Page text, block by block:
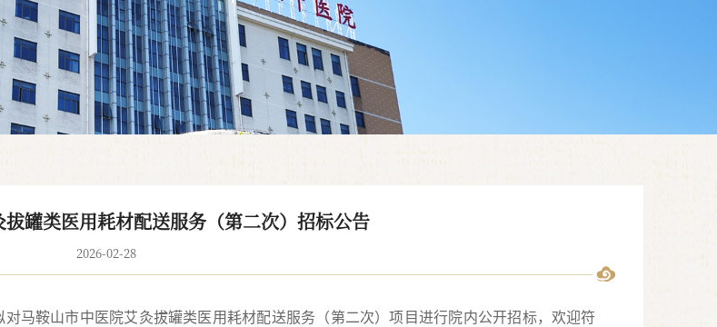
罐类医用耗材配送服务（第二次）招标公告
2026-02-28
对马鞍山市中医院艾灸拔罐类医用耗材配送服务（第二次）项目 进行院内公开招标，欢迎符